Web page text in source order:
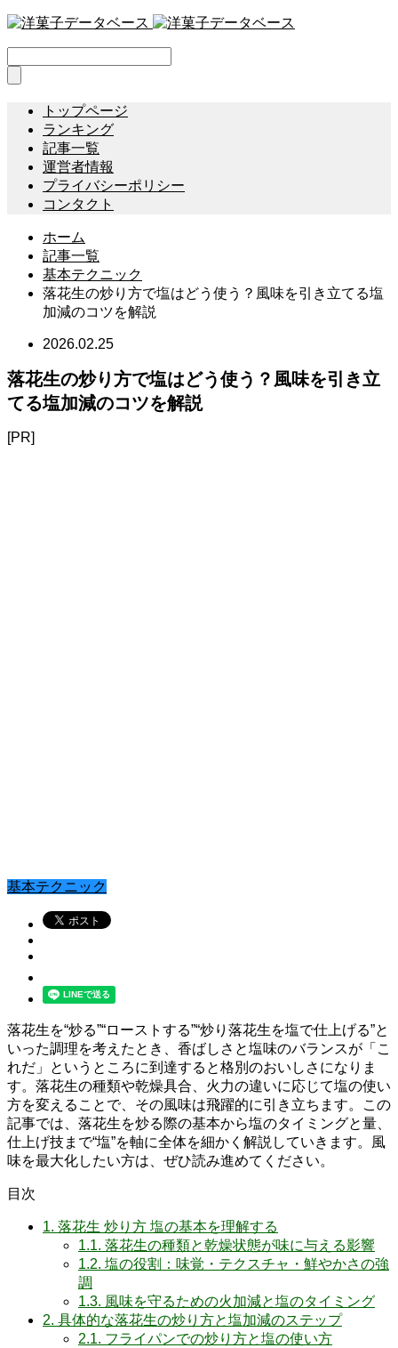
トップページ
ランキング
記事一覧
運営者情報
プライバシーポリシー
コンタクト
ホーム
記事一覧
基本テクニック
落花生の炒り方で塩はどう使う？風味を引き立てる塩
加減のコツを解説
2026.02.25
落花生の炒り方で塩はどう使う？風味を引き立
てる塩加減のコツを解説
[PR]
基本テクニック
落花生を“炒る”“ローストする”“炒り落花生を塩で仕上げる”と
いった調理を考えたとき、香ばしさと塩味のバランスが「こ
れだ」というところに到達すると格別のおいしさになりま
す。落花生の種類や乾燥具合、火力の違いに応じて塩の使い
方を変えることで、その風味は飛躍的に引き立ちます。この
記事では、落花生を炒る際の基本から塩のタイミングと量、
仕上げ技まで“塩”を軸に全体を細かく解説していきます。風
味を最大化したい方は、ぜひ読み進めてください。
目次
1. 落花生 炒り方 塩の基本を理解する
1.1. 落花生の種類と乾燥状態が味に与える影響
1.2. 塩の役割：味覚・テクスチャ・鮮やかさの強
調
1.3. 風味を守るための火加減と塩のタイミング
2. 具体的な落花生の炒り方と塩加減のステップ
2.1. フライパンでの炒り方と塩の使い方